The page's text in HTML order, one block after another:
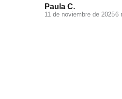
Paula C.
11 de noviembre de 20256